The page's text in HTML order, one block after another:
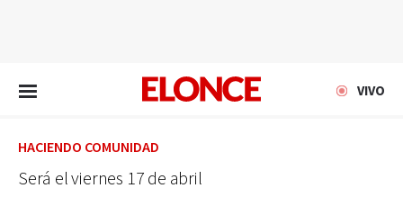
VIVO
HACIENDO COMUNIDAD
Será el viernes 17 de abril